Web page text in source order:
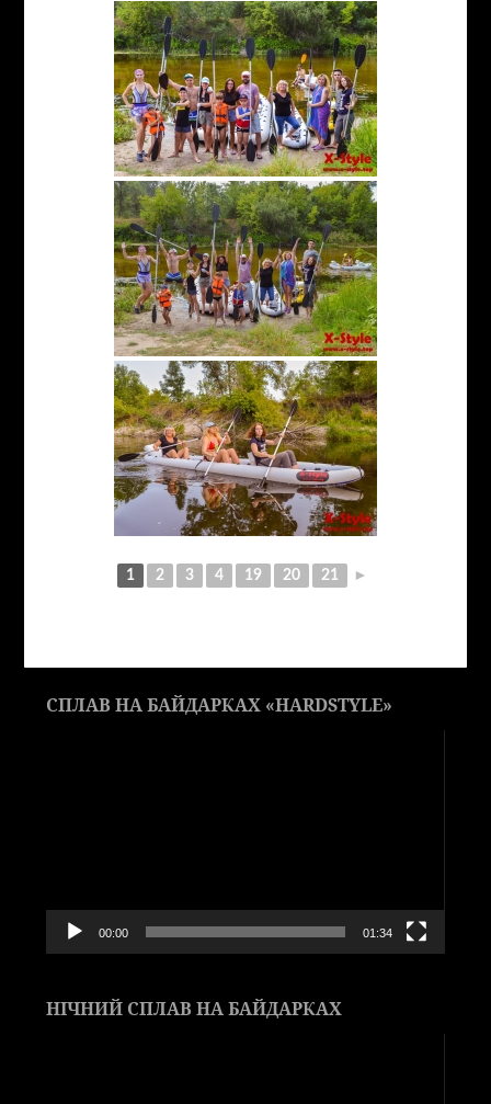
1 2 3 4 19 20 21 ►
СПЛАВ НА БАЙДАРКАХ «HARDSTYLE»
00:00 01:34
НІЧНИЙ СПЛАВ НА БАЙДАРКАХ